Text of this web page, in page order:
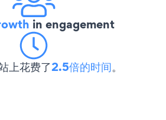
in engagement
上花费了2.5倍的时间。